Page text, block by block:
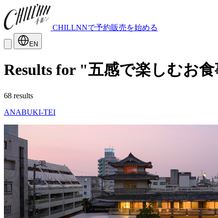
CHILLNNで予約販売を始める
EN
Results for "五感で楽しむお
68 results
ANABUKI-TEI